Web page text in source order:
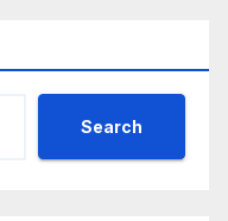
Search